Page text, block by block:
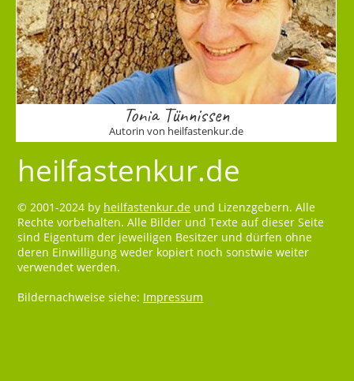
Tonia Tünnissen
Autorin von heilfastenkur.de
heilfastenkur.de
© 2001-2024 by heilfastenkur.de und Lizenzgebern. Alle
Rechte vorbehalten. Alle Bilder und Texte auf dieser Seite
sind Eigentum der jeweiligen Besitzer und dürfen ohne
deren Einwilligung weder kopiert noch sonstwie weiter
verwendet werden.
Bildernachweise siehe: Impressum